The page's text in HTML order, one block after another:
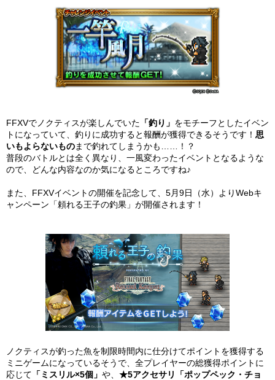
FFXVでノクティスが楽しんでいた 「釣り」 をモチーフとしたイベン
トになっていて、釣りに成功すると報酬が獲得できるそうです！ 思
いもよらないものまで釣れてしまうかも……！？
普段のバトルとは全く異なり、一風変わったイベントとなるような
ので、どんな内容なのか気になるところですね♪
また、FFXVイベントの開催を記念して、5月9日（水）よりWebキ
ャンペーン「頼れる王子の釣果」が開催されます！
ノクティスが釣った魚を制限時間内に仕分けてポイントを獲得する
ミニゲームになっているそうで、全プレイヤーの総獲得ポイントに
応じて 「ミスリル×5個」 や、 ★5アクセサリ「ポップペック・チョ